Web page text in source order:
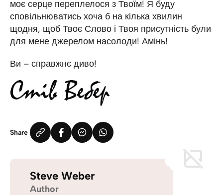
моє серце переплелося з Твоїм! Я буду
сповільнюватись хоча б на кілька хвилин
щодня, щоб Твоє Слово і Твоя присутність були
для мене джерелом насолоди! Амінь!
Ви – справжнє диво!
Share
Steve Weber
Author